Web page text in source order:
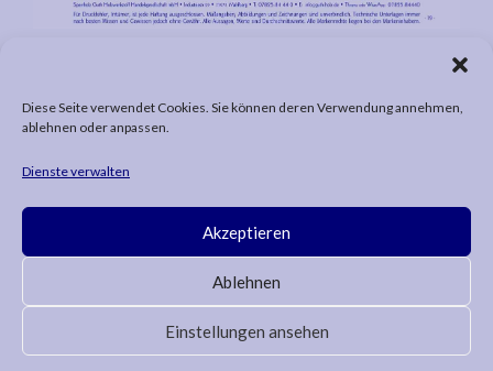
Diese Seite verwendet Cookies. Sie können deren Verwendung annehmen,
ablehnen oder anpassen.
Dienste verwalten
Akzeptieren
Ablehnen
Einstellungen ansehen
© 2026 SPERRHOLZ GUTH HOLZWERKSTOFF
HANDELSGESELLSCHAFT MBH |
DATENSCHUTZ|NEWSLETTER ABBESTELLEN